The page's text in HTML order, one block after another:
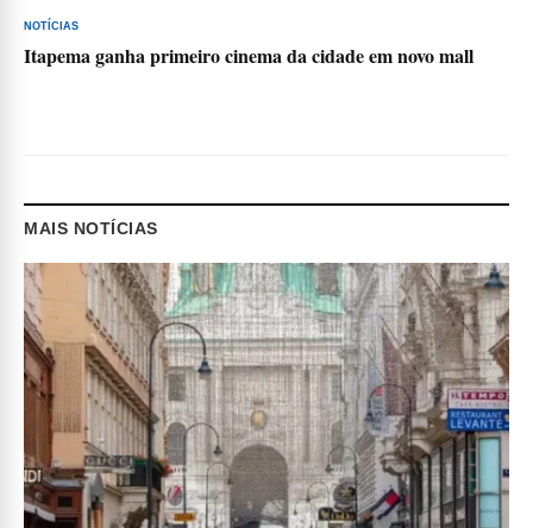
NOTÍCIAS
Itapema ganha primeiro cinema da cidade em novo mall
MAIS NOTÍCIAS